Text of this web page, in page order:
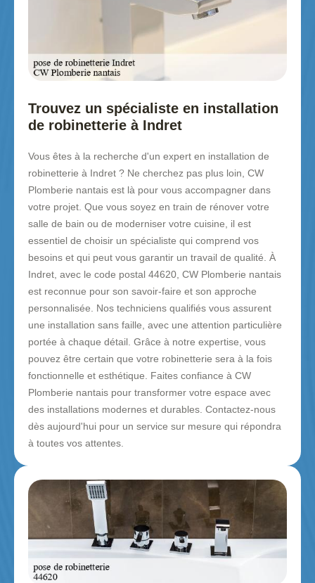
Trouvez un spécialiste en installation
de robinetterie à Indret
Vous êtes à la recherche d'un expert en installation de
robinetterie à Indret ? Ne cherchez pas plus loin, CW
Plomberie nantais est là pour vous accompagner dans
votre projet. Que vous soyez en train de rénover votre
salle de bain ou de moderniser votre cuisine, il est
essentiel de choisir un spécialiste qui comprend vos
besoins et qui peut vous garantir un travail de qualité. À
Indret, avec le code postal 44620, CW Plomberie nantais
est reconnue pour son savoir-faire et son approche
personnalisée. Nos techniciens qualifiés vous assurent
une installation sans faille, avec une attention particulière
portée à chaque détail. Grâce à notre expertise, vous
pouvez être certain que votre robinetterie sera à la fois
fonctionnelle et esthétique. Faites confiance à CW
Plomberie nantais pour transformer votre espace avec
des installations modernes et durables. Contactez-nous
dès aujourd'hui pour un service sur mesure qui répondra
à toutes vos attentes.